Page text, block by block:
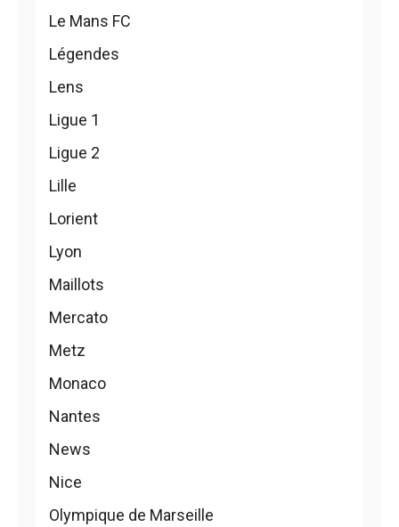
Le Mans FC
Légendes
Lens
Ligue 1
Ligue 2
Lille
Lorient
Lyon
Maillots
Mercato
Metz
Monaco
Nantes
News
Nice
Olympique de Marseille